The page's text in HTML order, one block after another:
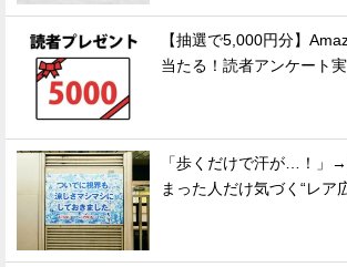
【抽選で5,000円分】
当たる！読者アンケート
「歩くだけで汗が…！」
まった人だけ気づく“レア